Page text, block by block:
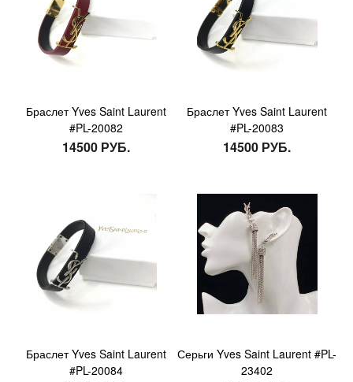
Браслет Yves Saint Laurent
#PL-20082
14500 РУБ.
Браслет Yves Saint Laurent
#PL-20083
14500 РУБ.
Браслет Yves Saint Laurent
#PL-20084
Серьги Yves Saint Laurent #PL-
23402